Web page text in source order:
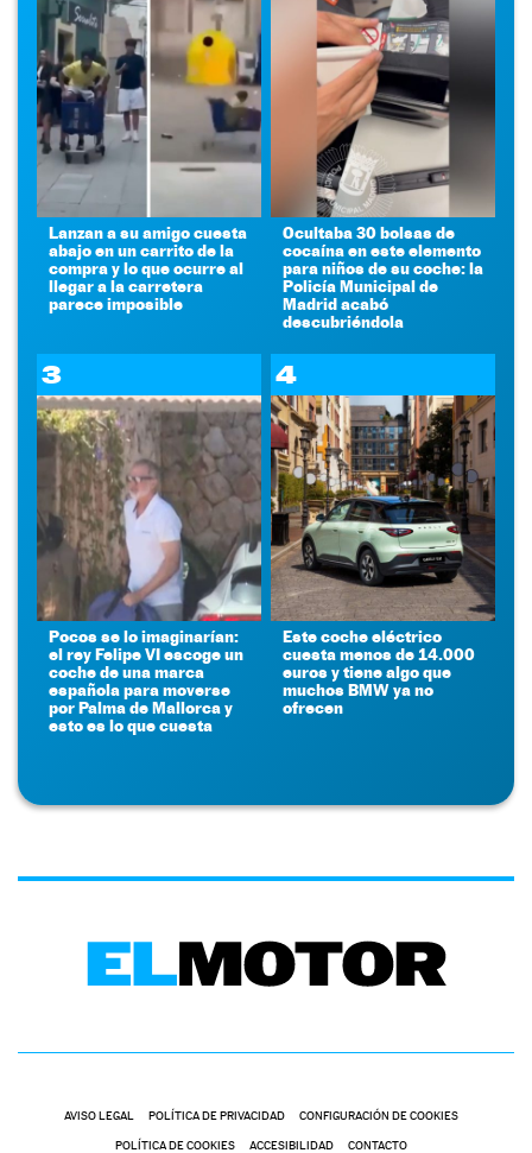
Lanzan a su amigo cuesta
abajo en un carrito de la
compra y lo que ocurre al
llegar a la carretera
parece imposible
Ocultaba 30 bolsas de
cocaína en este elemento
para niños de su coche: la
Policía Municipal de
Madrid acabó
descubriéndola
3
Pocos se lo imaginarían:
el rey Felipe VI escoge un
coche de una marca
española para moverse
por Palma de Mallorca y
esto es lo que cuesta
4
Este coche eléctrico
cuesta menos de 14.000
euros y tiene algo que
muchos BMW ya no
ofrecen
AVISO LEGAL POLÍTICA DE PRIVACIDAD CONFIGURACIÓN DE COOKIES
POLÍTICA DE COOKIES ACCESIBILIDAD CONTACTO